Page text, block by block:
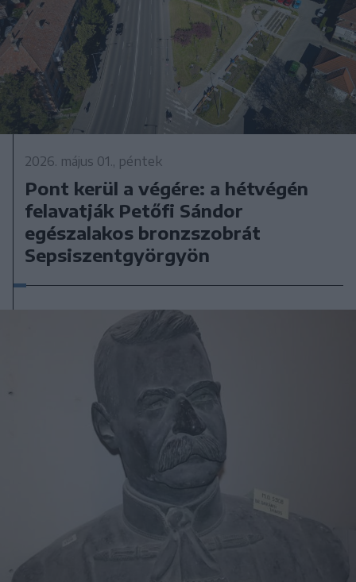
2026. május 01., péntek
Pont kerül a végére: a hétvégén
felavatják Petőfi Sándor
egészalakos bronzszobrát
Sepsiszentgyörgyön